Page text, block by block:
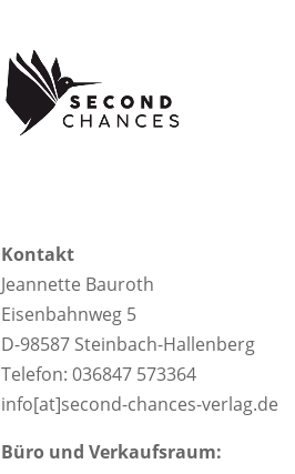
Kontakt
Jeannette Bauroth
Eisenbahnweg 5
D-98587 Steinbach-Hallenberg
Telefon: 036847 573364
info[at]second-chances-verlag.de
Büro und Verkaufsraum: